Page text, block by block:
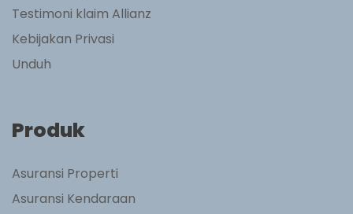
Testimoni klaim Allianz
Kebijakan Privasi
Unduh
Produk
Asuransi Properti
Asuransi Kendaraan